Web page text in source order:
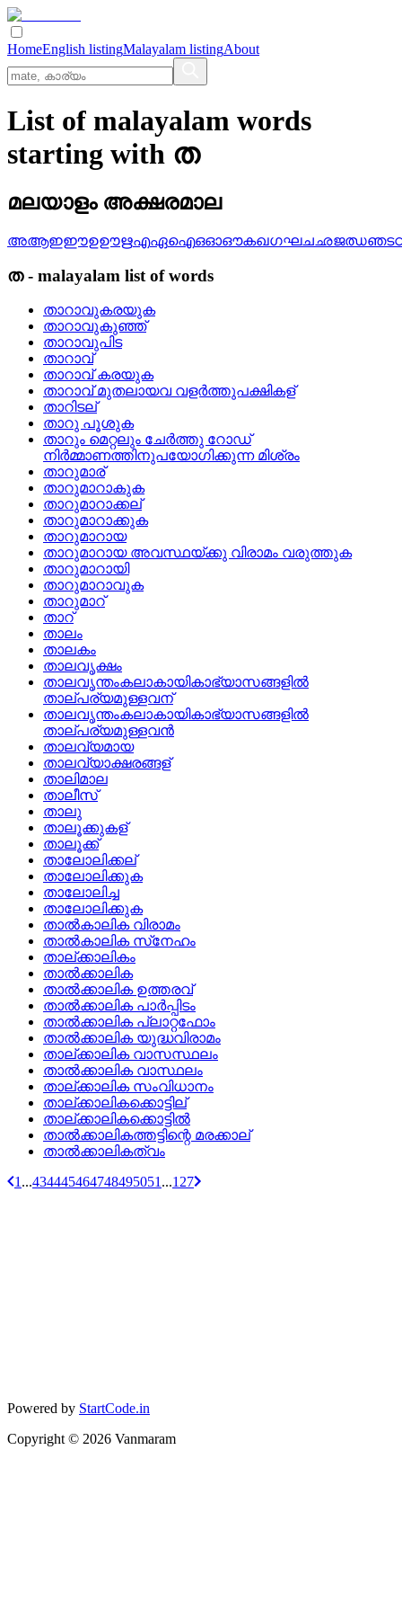
HomeEnglish listingMalayalam listingAbout
List of malayalam words
starting with ത
മലയാളം അക്ഷരമാല
അആഇഈഉഊഋഎഏഐഒഓഔകഖഗഘചഛജഝഞട
ത- malayalam list of words
താറാവുകരയുക
താറാവുകുഞ്ഞ്
താറാവുപിട
താറാവ്
താറാവ് കരയുക
താറാവ്‌ മുതലായവ വളര്‍ത്തുപക്ഷികള്
താറിടല്
താറു പൂശുക
താറും മെറ്റലും ചേര്‍ത്തു റോഡ്‌
നിര്‍മ്മാണത്തിനുപയോഗിക്കുന്ന മിശ്രം
താറുമാര്
താറുമാറാകുക
താറുമാറാക്കല്
താറുമാറാക്കുക
താറുമാറായ
താറുമാറായ അവസ്ഥയ്‌ക്കു വിരാമം വരുത്തുക
താറുമാറായി
താറുമാറാവുക
താറുമാറ്
താറ്
താലം
താലകം
താലവൃക്ഷം
താലവൃന്തംകലാകായികാഭ്യാസങ്ങളില്‍
താല്പര്യമുള്ളവന്
താലവൃന്തംകലാകായികാഭ്യാസങ്ങളില്‍
താല്പര്യമുള്ളവന്‍
താലവ്യമായ
താലവ്യാക്ഷരങ്ങള്
താലിമാല
താലീസ്
താലു
താലൂക്കുകള്
താലൂക്ക്
താലോലിക്കല്
താലോലിക്കുക
താലോലിച്ച
താലോലിക്കുക
താല്‍കാലിക വിരാമം
താല്‍കാലിക സ്‌നേഹം
താല്‌ക്കാലികം
താല്‍ക്കാലിക
താല്‍ക്കാലിക ഉത്തരവ്
താല്‍ക്കാലിക പാര്‍പ്പിടം
താല്‍ക്കാലിക പ്ലാറ്റഫോം
താല്‍ക്കാലിക യുദ്ധവിരാമം
താല്‌ക്കാലിക വാസസ്ഥലം
താല്‍ക്കാലിക വാസ്ഥലം
താല്‌ക്കാലിക സംവിധാനം
താല്ക്കാലികക്കൊട്ടില്
താല്ക്കാലികക്കൊട്ടില്‍
താല്‍ക്കാലികത്തട്ടിന്റെ മരക്കാല്
താല്‍ക്കാലികത്വം
1 ...434445464748495051 ...127
Powered by StartCode.in
Copyright © 2026 Vanmaram